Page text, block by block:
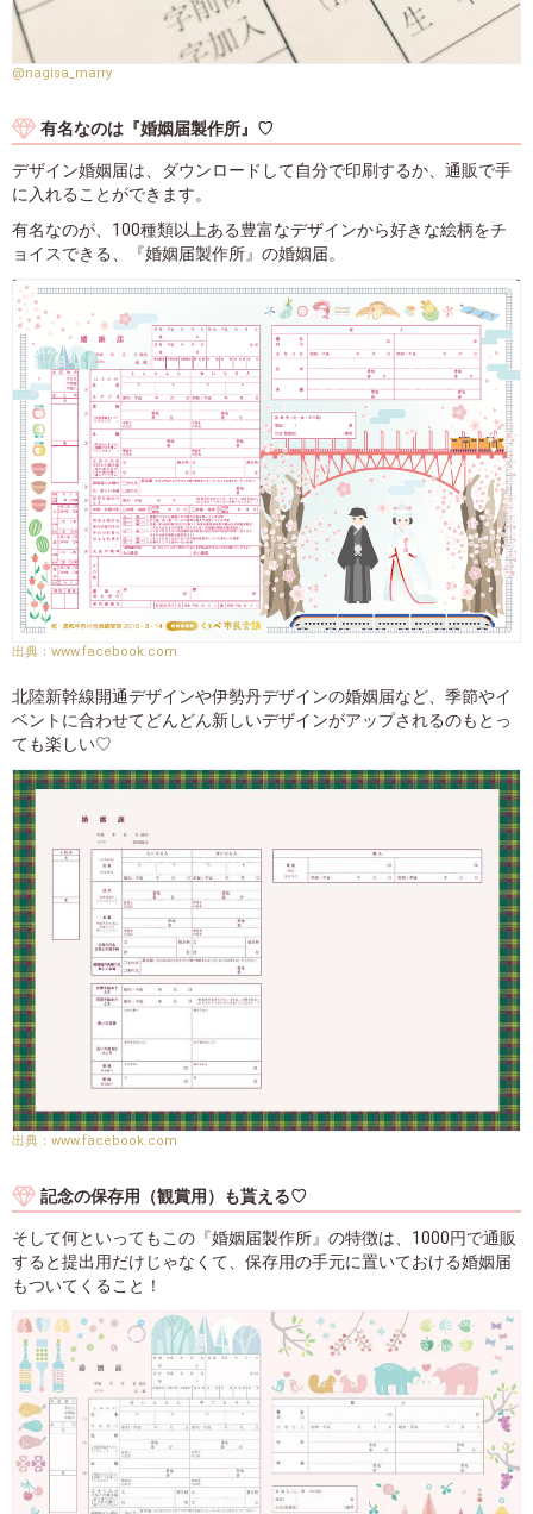
@nagisa_marry
有名なのは『婚姻届製作所』♡
デザイン婚姻届は、ダウンロードして自分で印刷するか、通販で手
に入れることができます。
有名なのが、100種類以上ある豊富なデザインから好きな絵柄をチ
ョイスできる、『婚姻届製作所』の婚姻届。
www.facebook.com
北陸新幹線開通デザインや伊勢丹デザインの婚姻届など、季節やイ
ベントに合わせてどんどん新しいデザインがアップされるのもとっ
ても楽しい♡
www.facebook.com
記念の保存用（観賞用）も貰える♡
そして何といってもこの『婚姻届製作所』の特徴は、1000円で通販
すると提出用だけじゃなくて、保存用の手元に置いておける婚姻届
もついてくること！